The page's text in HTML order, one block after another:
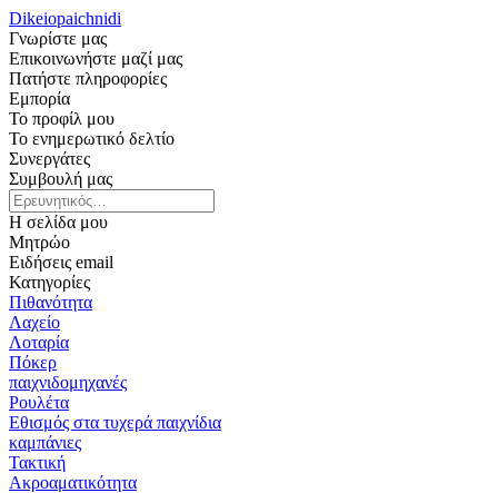
Dikeiopaichnidi
Γνωρίστε μας
Επικοινωνήστε μαζί μας
Πατήστε πληροφορίες
Εμπορία
Το προφίλ μου
Το ενημερωτικό δελτίο
Συνεργάτες
Συμβουλή μας
Η σελίδα μου
Μητρώο
Ειδήσεις email
Κατηγορίες
Πιθανότητα
Λαχείο
Λοταρία
Πόκερ
παιχνιδομηχανές
Ρουλέτα
Εθισμός στα τυχερά παιχνίδια
καμπάνιες
Τακτική
Ακροαματικότητα